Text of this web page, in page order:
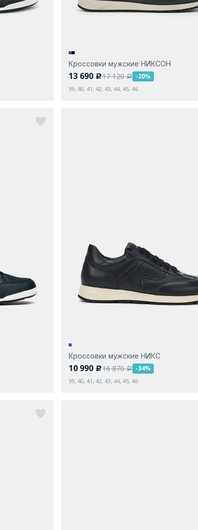
Кроссовки мужские НИКСОН
13 690 c17 120a -20%
39, 40, 41, 42, 43, 44, 45, 46
Кроссовки мужские НИКС
10 990 c16 870a -34%
39, 40, 41, 42, 43, 44, 45, 46